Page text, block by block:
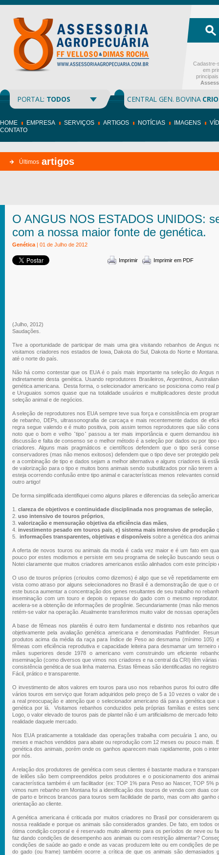
PORTAL: TODOS CENTRAL GEN. BOVINA CRIO
Cadastre-
em
HOME EMPRESA SERVIÇOS ARTIGOS NOTÍCIAS IMAGENS
CONTATO
Últimos artigos
O ANGUS NOS ESTADOS UNIDOS:
com a nossa maior fonte de genética.
Genética | 01 de Julho de 2012
Imprimir Imprimir em PDF
(Julho, 2012)
Saudações.
Tive a oportunidade de participar de mais uma gira visitando rebanhos de Angus
visitamos criadores nos estados de Iowa, Dakota do Sul, Dakota do Norte e
até o norte do país.
Não há como contestar que os EUA é o país mais importante na seleção do Angus
indiretamente desta genética. Usando reprodutores Brasileiros, Argentinos,
genética americana. Desta forma, o selecionador americano se posiciona como real
e Uruguaios somos quase que na totalidade usuários e multiplicadores deste
seleção animal e de negócios.
A seleção de reprodutores nos EUA sempre teve sua força e consistência em
de rebanho, DEPs, ultrassonografia de carcaça e mais recentemente dados de
regra segue valendo e é muito positiva, pois assim temos reprodutores que são
noto que o bom e velho ̎tipo ̎ passou a ter mais importância e quem demandou
discussão e falta de consenso se o melhor método é a seleção por dados ou por
criadores. Alguns mais pragmáticos e científicos defendem que o tipo será
conservadores (mas não menos exitosos) defendem que o tipo deve ser protegido
e a combinação de tipo e dados sejam a melhor alternativa e alguns criadores lá
de valorização para o tipo e muitos bons animais sendo subutilizados por não terem
esteja ocorrendo confusão entre tipo animal e características menos relevantes
outro artigo!
De forma simplificada identifiquei como alguns pilares e diferencias da seleção
clareza de objetivos e continuidade disciplinada nos programas de seleção
uso intensivo de touros próprios
valorização e mensuração objetiva da eficiência das mães
investimento pesado em touros pais e) sistema mais intensivo de produção
informações transparentes, objetivas e disponíveis sobre a genética dos
A oferta de novos touros ou animais da moda é cada vez maior e é um fato em
pouco por estes modismos e persiste em seu programa de seleção buscando seus
Notei claramente que muitos criadores americanos estão alinhados com este
O uso de touros próprios (crioulos como dizemos) é algo que se vê repetidamente
vista como atraso por alguns selecionadores no Brasil é a demonstração de que o
este busca aumentar a concentração dos genes resultantes de seu trabalho no
inseminação com um touro e depois o repasse do gado com o mesmo
acelera-se a obtenção de informações de progênie. Secundariamente (mas não
retém-se valor na operação. Atualmente transferimos muito valor de nossas
A base de fêmeas nos plantéis é outro item fundamental e distinto nos rebanhos
objetivamente pela avaliação genética americana e denominadas Pathfinder.
produtos acima da média da raça para Índice de Peso ao desmama (mínimo 105)
fêmeas com eficiência reprodutiva e capacidade leiteira para desmamar um
mães superiores desde 1978 o americano vem construindo um eficiente
inseminação (como diversos que vimos nos criadores e na central da CRI) têm
consistência genética de sua linha materna. Estas fêmeas são identificadas no
Fácil, prático e transparente.
O investimento de altos valores em touros para uso nos rebanhos puros foi outro
vários touros em serviço que foram adquiridos pelo preço de 5 a 10 vezes o valor
a real preocupação e atenção que o selecionador americano dá para a genética
genética por lá. Visitamos rebanhos conduzidos pela próprias famílias e estes
Logo, o valor elevado de touros pais de plantel não é um artificialismo de mercado
realidade daquele mercado.
Nos EUA praticamente a totalidade das operações trabalha com pecuária 1 ano,
meses e machos vendidos para abate ou reprodução com 12 meses ou pouco mais.
genética dos animais, porém onde os ganhos aparecem mais rapidamente, pois o
por nós.
A relação dos produtores de genética com seus clientes é bastante madura e
de leilões são bem compreendidos pelos produtores e o posicionamento dos
característica também é um facilitador (ex: TOP 1% para Peso ao Nascer, TOP 5%
vimos num rebanho em Montana foi a identificação dos touros de venda com duas
de parto e brincos brancos para touros sem facilidade de parto, mas com alto
orientação ao cliente.
A genética americana é criticada por muitos criadores no Brasil por considerarem
nossa realidade e porque os animais são considerados grandes. De fato, em todos
ótima condição corporal e é reservado muito alimento para os períodos de neve ou
faz dando condições de desempenho aos animais ou com restrição alimentar?
condições de saúde ao gado e onde as vacas produzem leite ou em condições de
do gado (ou frame) também ocorre a crítica de que os animais são demasiados